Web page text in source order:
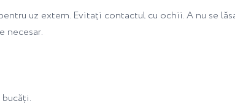
uz extern. Evitați contactul cu ochii. A nu se
necesar.